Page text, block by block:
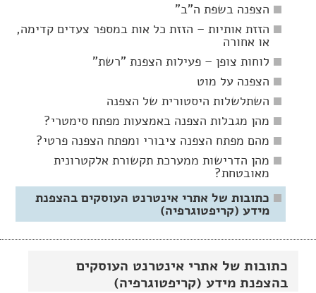
כתובות של אתרי אינטרנט העוסקים
בהצפנת מידע (קריפטוגרפיה)
הצפנה בשפת ה"ב"
הזזת אותיות – הזזת כל אות במספר צעדים קדימה,
או אחורה
לוחות צופן – פעילות הצפנת "רשת"
הצפנה על מוט
השתלשלות היסטורית של הצפנה
מהן מגבלות הצפנה באמצעות מפתח סימטרי?
מהם מפתח הצפנה ציבורי ומפתח הצפנה פרטי?
מהן הדרישות ממערכת תקשורת אלקטרונית
מאובטחת?
כתובות של אתרי אינטרנט העוסקים בהצפנת
מידע (קריפטוגרפיה)